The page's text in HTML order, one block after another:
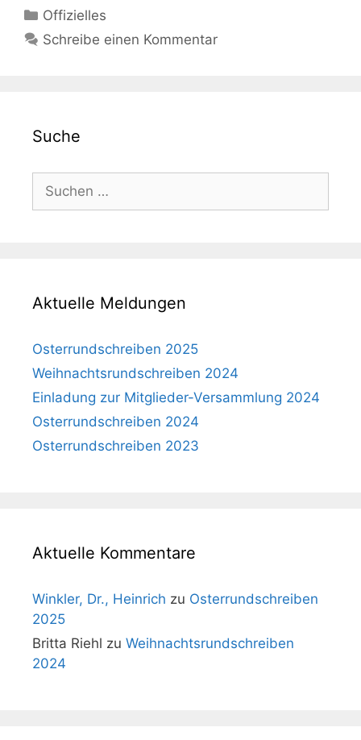
Kategorien
Offizielles
Schreibe einen Kommentar
Suche
Suche
nach:
Aktuelle Meldungen
Osterrundschreiben 2025
Weihnachtsrundschreiben 2024
Einladung zur Mitglieder-Versammlung 2024
Osterrundschreiben 2024
Osterrundschreiben 2023
Aktuelle Kommentare
Winkler, Dr., Heinrich zu Osterrundschreiben
2025
Britta Riehl zu Weihnachtsrundschreiben
2024